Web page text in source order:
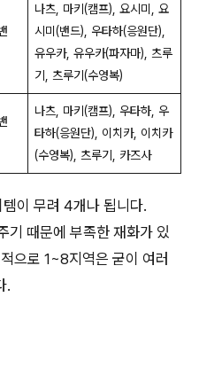
나츠, 마키(캠프), 요시미, 요
시미(밴드), 우타하(응원단),
유우카, 유우카(파자마), 츠루
기, 츠루기(수영복)
나츠, 마키(캠프), 우타하, 우
타하(응원단), 이치카, 이치카
(수영복), 츠루기, 카즈사
이 무려 4개나 됩니다.
기 때문에 부족한 재화가 있
으로 1~8지역은 굳이 여러
.